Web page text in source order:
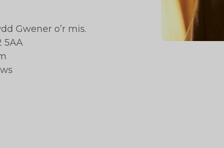
Gwener o’r mis.
5AA